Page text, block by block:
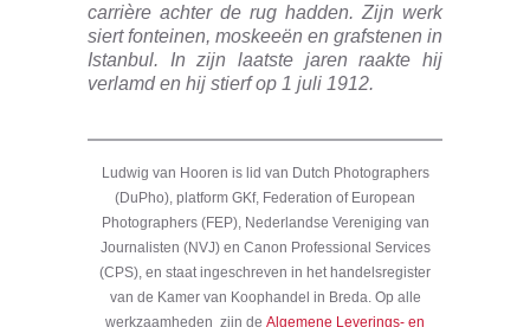
carrière achter de rug hadden. Zijn werk
siert fonteinen, moskeeën en grafstenen in
Istanbul. In zijn laatste jaren raakte hij
verlamd en hij stierf op 1 juli 1912.
Ludwig van Hooren is lid van Dutch Photographers
(DuPho), platform GKf, Federation of European
Photographers (FEP), Nederlandse Vereniging van
Journalisten (NVJ) en Canon Professional Services
(CPS), en staat ingeschreven in het handelsregister
van de Kamer van Koophandel in Breda. Op alle
werkzaamheden zijn de Algemene Leverings- en